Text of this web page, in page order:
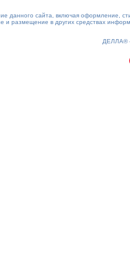
данного сайта, включая оформление,
и размещение в других средствах